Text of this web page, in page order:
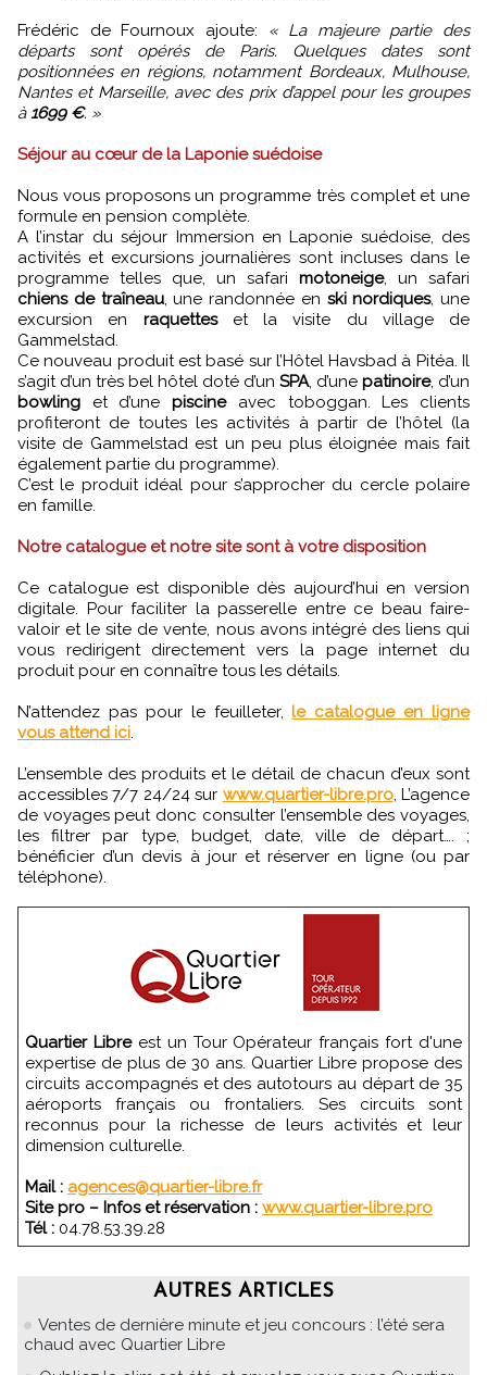
Frédéric de Fournoux ajoute: « La majeure partie des
départs sont opérés de Paris. Quelques dates sont
positionnées en régions, notamment Bordeaux, Mulhouse,
Nantes et Marseille, avec des prix d’appel pour les groupes
à 1699 €. »
Séjour au cœur de la Laponie suédoise
Nous vous proposons un programme très complet et une
formule en pension complète.
A l’instar du séjour Immersion en Laponie suédoise, des
activités et excursions journalières sont incluses dans le
programme telles que, un safari motoneige, un safari
chiens de traîneau, une randonnée en ski nordiques, une
excursion en raquetteset la visite du village de
Gammelstad.
Ce nouveau produit est basé sur l’Hôtel Havsbad à Pitéa. Il
s’agit d’un très bel hôtel doté d’un SPA, d’une patinoire, d’un
bowling et d’unepiscineavec toboggan. Les clients
profiteront de toutes les activités à partir de l’hôtel (la
visite de Gammelstad est un peu plus éloignée mais fait
également partie du programme).
C’est le produit idéal pour s’approcher du cercle polaire
en famille.
Notre catalogue et notre site sont à votre disposition
Ce catalogue est disponible dès aujourd’hui en version
digitale. Pour faciliter la passerelle entre ce beau faire-
valoir et le site de vente, nous avons intégré des liens qui
vous redirigent directement vers la page internet du
produit pour en connaître tous les détails.
N’attendez pas pour le feuilleter, le catalogue en ligne
vous attend ici
L’ensemble des produits et le détail de chacun d’eux sont
accessibles 7/7 24/24 sur www.quartier-libre.pro, L’agence
de voyages peut donc consulter l’ensemble des voyages,
les filtrer par type, budget, date, ville de départ…. ;
bénéficier d’un devis à jour et réserver en ligne (ou par
téléphone).
Quartier Libreest un Tour Opérateur français fort d'une
expertise de plus de 30 ans. Quartier Libre propose des
circuits accompagnés et des autotours au départ de 35
aéroports français ou frontaliers. Ses circuits sont
reconnus pour la richesse de leurs activités et leur
dimension culturelle.
Mail : agences@quartier-libre.fr
Site pro – Infos et réservation : www.quartier-libre.pro
Tél : 04.78.53.39.28
AUTRES ARTICLES
Ventes de dernière minute et jeu concours : l’été sera
chaud avec Quartier Libre